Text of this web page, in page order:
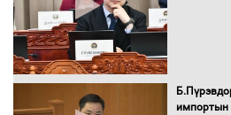
импортын